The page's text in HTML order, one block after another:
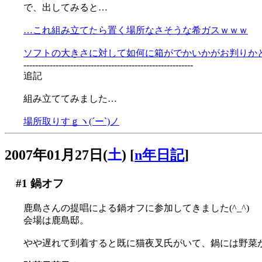
で、出してみると…
…これ組み立てたら置く場所なさそうな希ガスｗｗｗ
ソフトの大きさに対して如何に箱がでかいかがお判りか
----------------------------------------------------------
追記
組み立ててみました…
場所取りすｇヽ(´ー`)ノ
2007年01月27日(土) [n年日記]
#1 鍋オフ
鹿島さんの提唱による鍋オフに参加してきました(^_^)
会場は鹿島邸。
やや遅れて到着すると既に猫夜叉氏がいて、鍋には野